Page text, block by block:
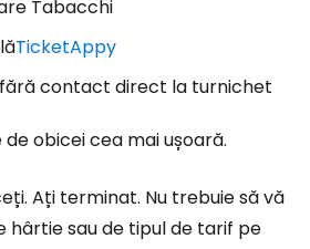
Tabacchi
TicketAppy
contact direct la turnichet
obicei cea mai ușoară.
Ați terminat. Nu trebuie să vă
hârtie sau de tipul de tarif pe